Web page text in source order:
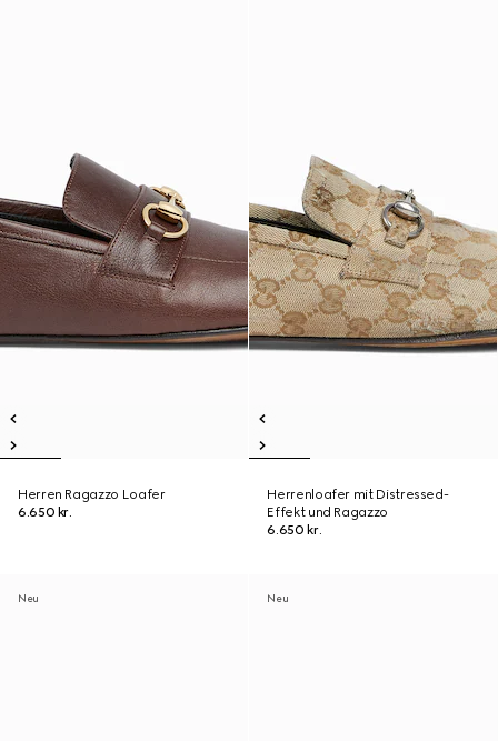
Herren Ragazzo Loafer
6.650 kr.
Herrenloafer mit Distressed-
Effekt und Ragazzo
6.650 kr.
Neu Neu